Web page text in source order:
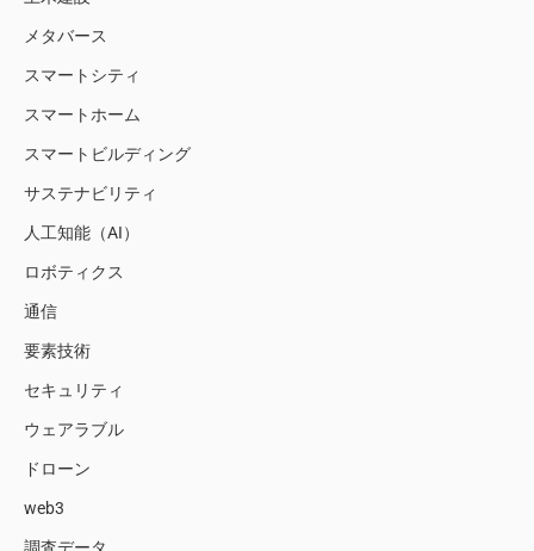
メタバース
スマートシティ
スマートホーム
スマートビルディング
サステナビリティ
人工知能（AI）
ロボティクス
通信
要素技術
セキュリティ
ウェアラブル
ドローン
web3